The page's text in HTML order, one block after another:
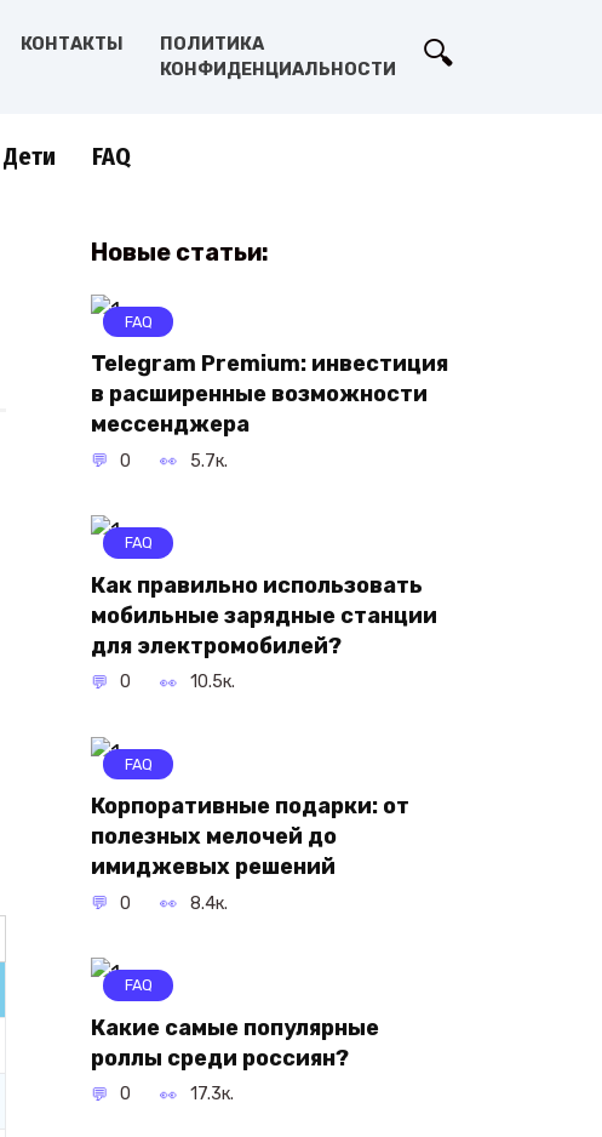
КОНТАКТЫ
ПОЛИТИКА
КОНФИДЕНЦИАЛЬНОСТИ
Дети FAQ
Новые статьи:
FAQ
Telegram Premium: инвестиция
в расширенные возможности
мессенджера
0 5.7к.
FAQ
Как правильно использовать
мобильные зарядные станции
для электромобилей?
0 10.5к.
FAQ
Корпоративные подарки: от
полезных мелочей до
имиджевых решений
0 8.4к.
FAQ
Какие самые популярные
роллы среди россиян?
0 17.3к.